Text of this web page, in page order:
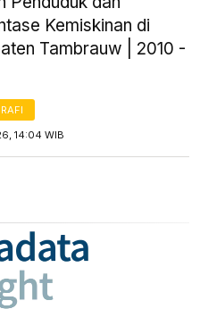
Kemiskinan di
Tambrauw | 2010 -
14:04 WIB